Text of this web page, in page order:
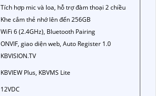
Tích hợp mic và loa, hỗ trợ đàm thoại 2 chiều
Khe cắm thẻ nhớ lên đến 256GB
WiFi 6 (2.4GHz), Bluetooth Pairing
ONVIF, giao diện web, Auto Register 1.0
KBVISION.TV
KBVIEW Plus, KBVMS Lite
12VDC